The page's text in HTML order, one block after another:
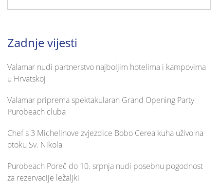
Zadnje vijesti
Valamar nudi partnerstvo najboljim hotelima i kampovima
u Hrvatskoj
Valamar priprema spektakularan Grand Opening Party
Purobeach cluba
Chef s 3 Michelinove zvjezdice Bobo Cerea kuha uživo na
otoku Sv. Nikola
Purobeach Poreč do 10. srpnja nudi posebnu pogodnost
za rezervacije ležaljki